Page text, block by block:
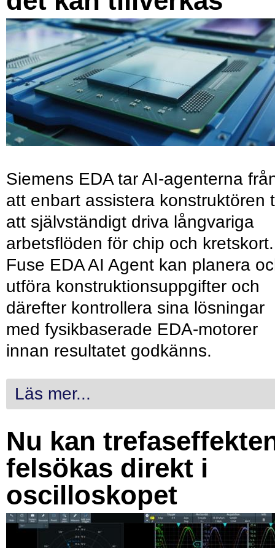
Siemens EDA tar AI-agenterna
att enbart assistera konstruktören
att självständigt driva långvariga
arbetsflöden för chip och kretskort.
Fuse EDA AI Agent kan planera
utföra konstruktionsuppgifter och
därefter kontrollera sina lösningar
med fysikbaserade EDA-motorer
innan resultatet godkänns.
Läs mer...
Nu kan
felsökas direkt i
oscilloskopet